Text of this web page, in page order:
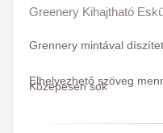
Greenery Kihajtható
Grennery mintával
Elhelyezhető szöveg
Közepesen sok